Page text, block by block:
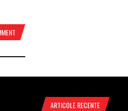
ARTICOLE RECENTE